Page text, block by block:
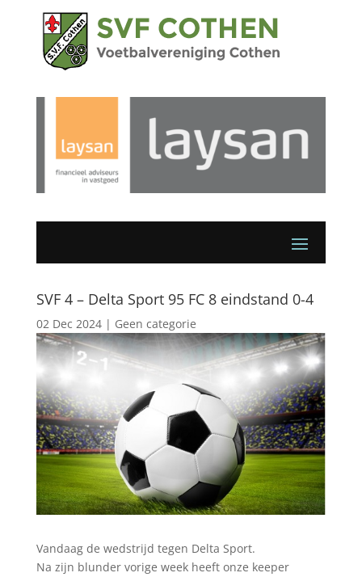
SVF 4 – Delta Sport 95 FC 8 eindstand 0-4
02 Dec 2024| Geen categorie
Vandaag de wedstrijd tegen Delta Sport.
Na zijn blunder vorige week heeft onze keeper